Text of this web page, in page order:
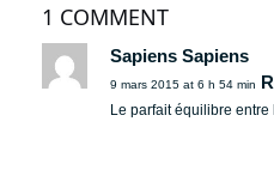
1 COMMENT
Sapiens Sapiens
9 mars 2015 at 6 h 54 min
Le parfait équilibre